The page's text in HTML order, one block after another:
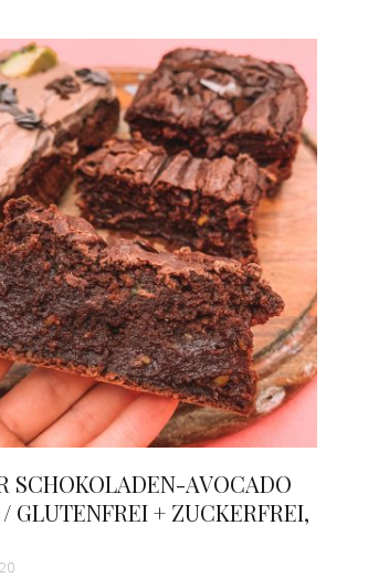
SCHOKOLADEN-AVOCADO
GLUTENFREI + ZUCKERFREI,